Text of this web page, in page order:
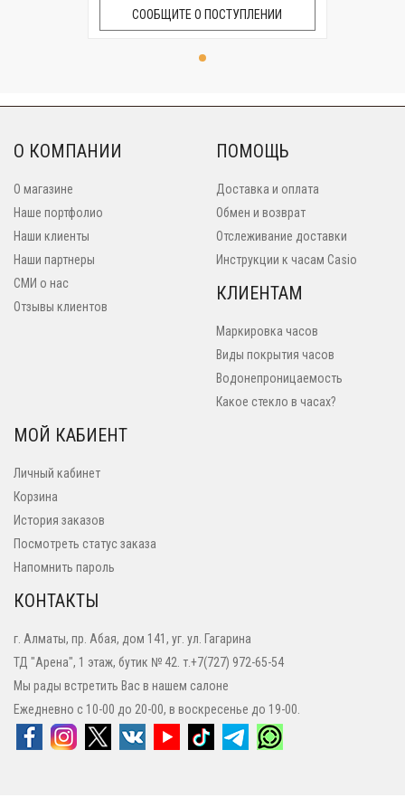
СООБЩИТЕ О ПОСТУПЛЕНИИ
О КОМПАНИИ
О магазине
Наше портфолио
Наши клиенты
Наши партнеры
СМИ о нас
Отзывы клиентов
ПОМОЩЬ
Доставка и оплата
Обмен и возврат
Отслеживание доставки
Инструкции к часам Casio
КЛИЕНТАМ
Маркировка часов
Виды покрытия часов
Водонепроницаемость
Какое стекло в часах?
МОЙ КАБИЕНТ
Личный кабинет
Корзина
История заказов
Посмотреть статус заказа
Напомнить пароль
КОНТАКТЫ
г. Алматы, пр. Абая, дом 141, уг. ул. Гагарина
ТД "Арена", 1 этаж, бутик № 42. т.+7(727) 972-65-54
Мы рады встретить Вас в нашем салоне
Ежедневно с 10-00 до 20-00, в воскресенье до 19-00.